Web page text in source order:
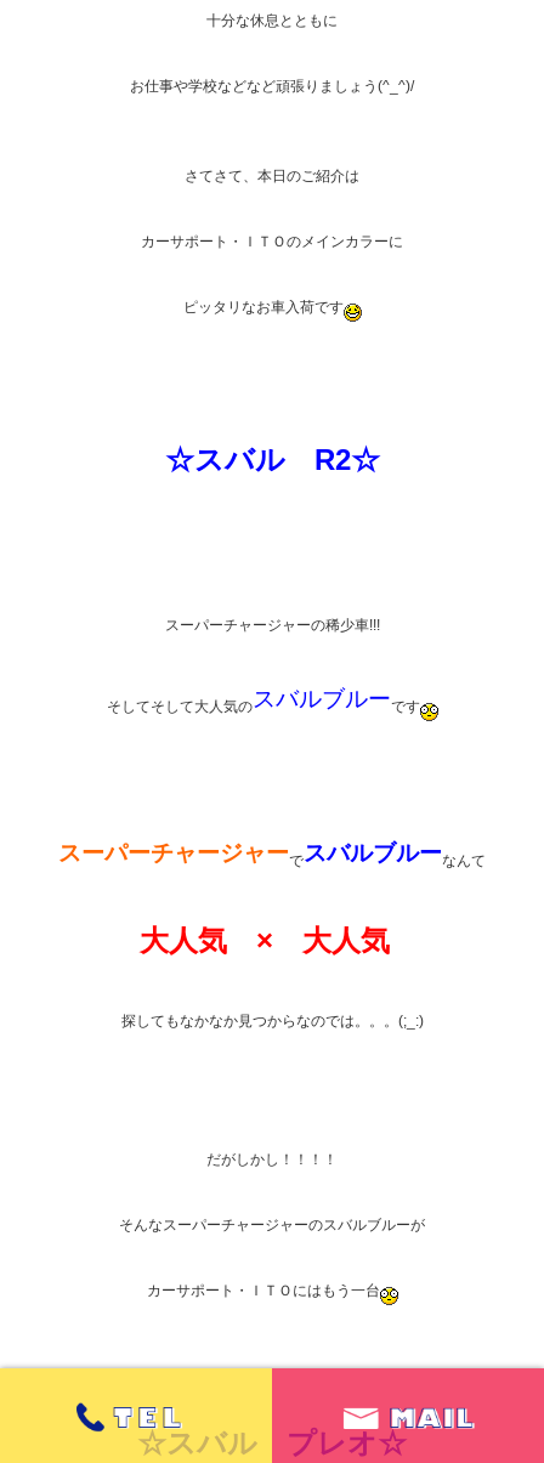
十分な休息とともに
お仕事や学校などなど頑張りましょう(^_^)/
さてさて、本日のご紹介は
カーサポート・ＩＴＯのメインカラーに
ピッタリなお車入荷です
☆スバル R2☆
スーパーチャージャーの稀少車!!!
そしてそして大人気の スバルブルーです
スーパーチャージャーでスバルブルーなんて
大人気 × 大人気
探してもなかなか見つからなのでは。。。(;_:)
だがしかし！！！！
そんなスーパーチャージャーのスバルブルーが
カーサポート・ＩＴＯにはもう一台
☆スバル プレオ☆